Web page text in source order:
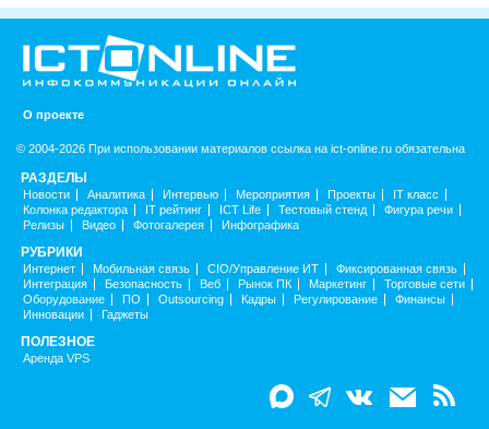
О проекте
© 2004-2026 При использовании материалов ссылка на ict-online.ru обязательна
РАЗДЕЛЫ
Новости Аналитика Интервью Мероприятия Проекты
IT класс
Колонка редактора
IT рейтинг ICT Life Тестовый стенд
Фигура речи
Релизы
Видео Фотогалерея Инфографика
РУБРИКИ
Интернет Мобильная связь CIO/Управление ИТ
Фиксированная связь
Интеграция
Безопасность Веб Рынок ПК Маркетинг
Торговые сети
Оборудование
ПО Outsourcing Кадры Регулирование
Финансы
Инновации
Гаджеты
ПОЛЕЗНОЕ
Аренда VPS